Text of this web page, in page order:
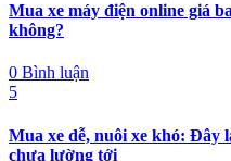
Mua xe máy điện online giá
không?
0 Bình luận
5
Mua xe dễ, nuôi xe khó: Đây
chưa lường tới